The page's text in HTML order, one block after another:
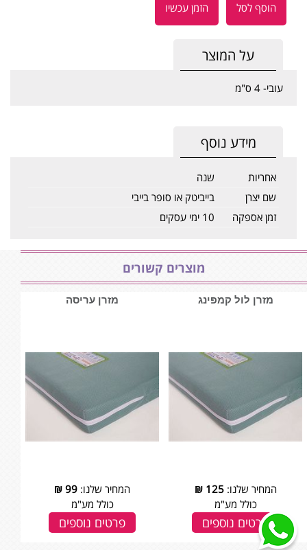
הוסף לסל הזמן עכשיו
על המוצר
עובי- 4 ס"מ
מידע נוסף
אחריות
שנה
שם יצרן
בייביטק או סופר בייבי
זמן אספקה
10 ימי עסקים
מוצרים קשורים
מזרן לול קמפינג
המחיר שלנו:125
₪
כולל מע"מ
פרטים נוספים
מזרן עריסה
המחיר שלנו: 99
₪
כולל מע"מ
פרטים נוספים